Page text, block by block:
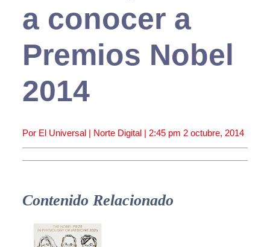
a conocer a
Premios Nobel
2014
Por El Universal | Norte Digital | 2:45 pm 2 octubre, 2014
Contenido Relacionado